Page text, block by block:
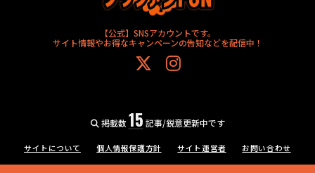
【公式】SNSアカウントです。
サイト情報やお得なキャンペーンの告知などを配信中！
掲載数15 記事/鋭意更新中です
サイトについて 個人情報保護方針 サイト運営者 お問い合わせ